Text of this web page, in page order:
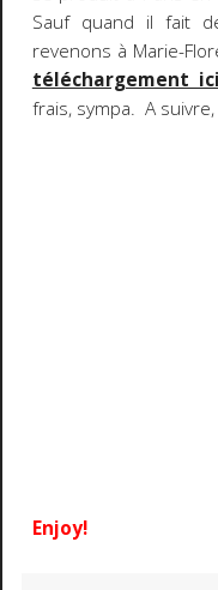
Sauf quand il fait
revenons à Marie-
téléchargement ici
frais, sympa. A
Enjoy!